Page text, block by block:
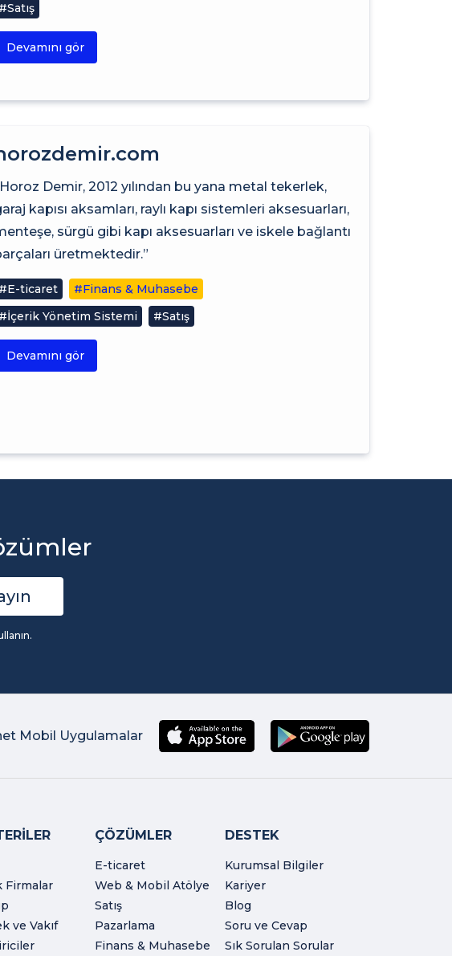
#Satış
Devamını gör
Demir, 2012 yılından bu yana metal tekerlek,
kapısı aksamları, raylı kapı sistemleri aksesuarları,
sürgü gibi kapı aksesuarları ve iskele bağlantı
üretmektedir.”
#E-ticaret
#Finans & Muhasebe
#İçerik Yönetim Sistemi
#Satış
Devamını gör
Mobil Uygulamalar
Firmalar
ve Vakıf
ÇÖZÜMLER
E-ticaret
Web & Mobil Atölye
Satış
Pazarlama
Finans & Muhasebe
DESTEK
Kurumsal Bilgiler
Kariyer
Blog
Soru ve Cevap
Sık Sorulan Sorular